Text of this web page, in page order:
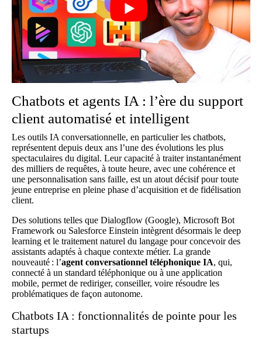
Chatbots et agents IA : l’ère du support
client automatisé et intelligent
Les outils IA conversationnelle, en particulier les chatbots,
représentent depuis deux ans l’une des évolutions les plus
spectaculaires du digital. Leur capacité à traiter instantanément
des milliers de requêtes, à toute heure, avec une cohérence et
une personnalisation sans faille, est un atout décisif pour toute
jeune entreprise en pleine phase d’acquisition et de fidélisation
client.
Des solutions telles que Dialogflow (Google), Microsoft Bot
Framework ou Salesforce Einstein intègrent désormais le deep
learning et le traitement naturel du langage pour concevoir des
assistants adaptés à chaque contexte métier. La grande
nouveauté : l’agent conversationnel téléphonique IA, qui,
connecté à un standard téléphonique ou à une application
mobile, permet de rediriger, conseiller, voire résoudre les
problématiques de façon autonome.
Chatbots IA : fonctionnalités de pointe pour les
startups